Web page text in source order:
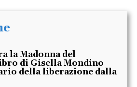
la Madonna del
di Gisella Mondino
della liberazione dalla